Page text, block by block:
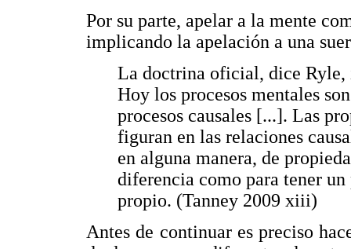
Por su parte, apelar a la mente
implicando la apelación a una
La doctrina oficial, dice Ryle,
Hoy los procesos mentales
procesos causales [...]. Las
figuran en las relaciones
en alguna manera, de
diferencia como para tener
propio. (Tanney 2009 xiii)
Antes de continuar es preciso